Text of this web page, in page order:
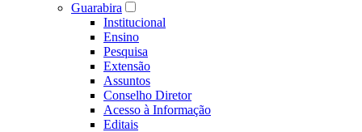
Guarabira
Institucional
Ensino
Pesquisa
Extensão
Assuntos
Conselho Diretor
Acesso à Informação
Editais